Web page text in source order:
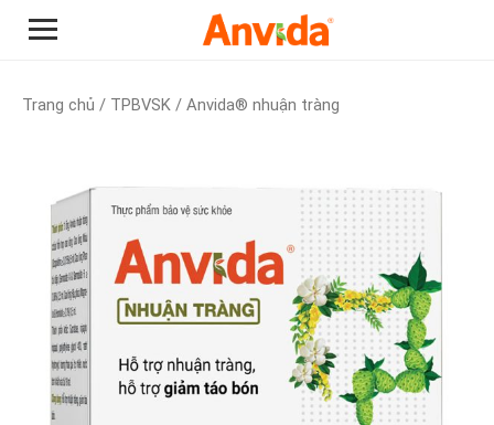
Trang chủ / TPBVSK / Anvida® nhuận tràng